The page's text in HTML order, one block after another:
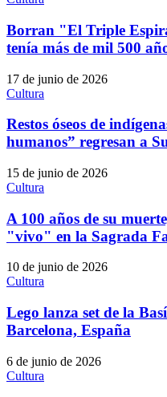
Borran "El Triple
tenía más de mil 500
17 de junio de 2026
Cultura
Restos óseos de
humanos” regresan a
15 de junio de 2026
Cultura
A 100 años de su
"vivo" en la Sagrada
10 de junio de 2026
Cultura
Lego lanza set de la
Barcelona, España
6 de junio de 2026
Cultura